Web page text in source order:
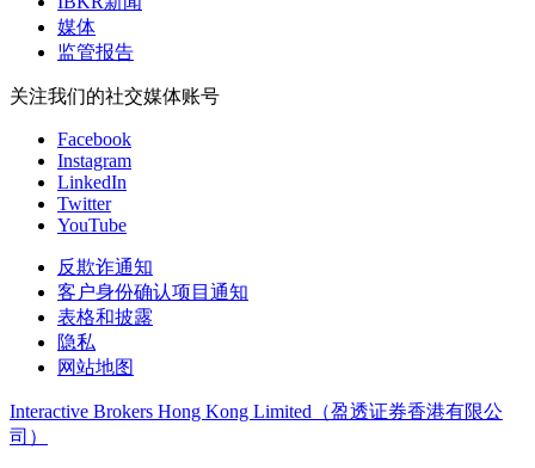
媒体
监管报告
关注我们的社交媒体账号
Facebook
Instagram
LinkedIn
Twitter
YouTube
反欺诈通知
客户身份确认项目通知
表格和披露
隐私
网站地图
Interactive Brokers Hong Kong Limited（盈透证券香港有限公
司）